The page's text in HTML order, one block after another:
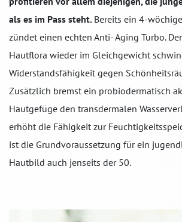
als es im Pass steht. Bereits ein 4-
zündet einen echten Anti- Aging Turbo.
Hautflora wieder im Gleichgewicht
Widerstandsfähigkeit gegen
Zusätzlich bremst ein probiodermatisch
Hautgefüge den transdermalen
erhöht die Fähigkeit zur
ist die Grundvoraussetzung für ein
Hautbild auch jenseits der 50.